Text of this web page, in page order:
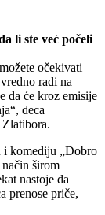
li ste već počeli
očekivati
radi na
da će kroz emisije
deca
i komediju „Dobro
širom
nastoje da
prenose priče,